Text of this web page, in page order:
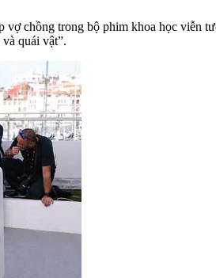
chồng trong bộ phim khoa học viễn
quái vật”.